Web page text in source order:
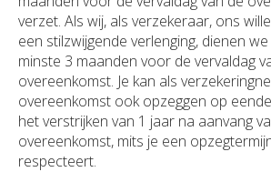
verzet. Als wij, als verzekeraar, ons
een stilzwijgende verlenging, dienen
minste 3 maanden voor de vervaldag
overeenkomst. Je kan als
overeenkomst ook opzeggen op
het verstrijken van 1 jaar na aanvang
overeenkomst, mits je een
respecteert.